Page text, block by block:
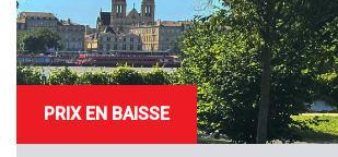
PRIX EN BAISSE